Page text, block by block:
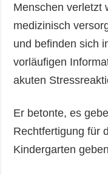
Menschen verletzt
medizinisch
und befinden sich
vorläufigen
akuten
Er betonte, es
Rechtfertigung für
Kindergarten